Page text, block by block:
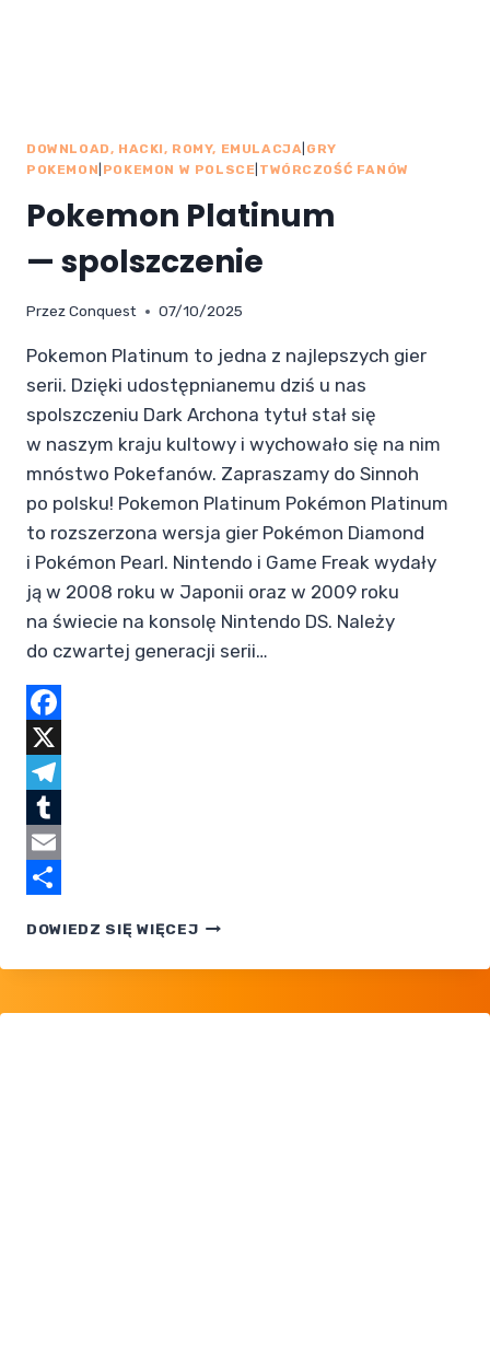
DOWNLOAD, HACKI, ROMY, EMULACJA GRY
POKEMON POKEMON W POLSCE TWÓRCZOŚĆ FANÓW
Pokemon Platinum
— spolszczenie
PrzezConquest 07/10/2025
Pokemon Platinum to jedna z najlepszych gier
serii. Dzięki udostępnianemu dziś u nas
spolszczeniu Dark Archona tytuł stał się
w naszym kraju kultowy i wychowało się na nim
mnóstwo Pokefanów. Zapraszamy do Sinnoh
po polsku! Pokemon Platinum Pokémon Platinum
to rozszerzona wersja gier Pokémon Diamond
i Pokémon Pearl. Nintendo i Game Freak wydały
ją w 2008 roku w Japonii oraz w 2009 roku
na świecie na konsolę Nintendo DS. Należy
do czwartej generacji serii…
Facebook
X
Telegram
Tumblr
Email
DOWIEDZ SIĘ WIĘCEJPOKEMON
— SPOLSZCZENIE